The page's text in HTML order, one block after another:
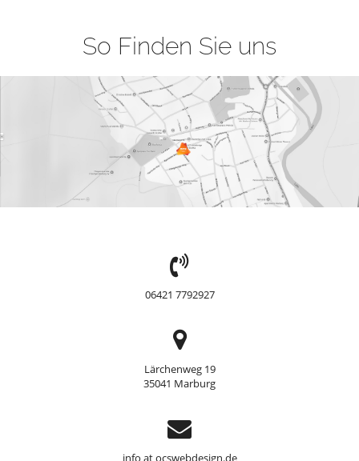
So Finden Sie uns
TEL:
06421 7792927
Adresse
Lärchenweg 19
35041 Marburg
Support
info at ocswebdesign.de